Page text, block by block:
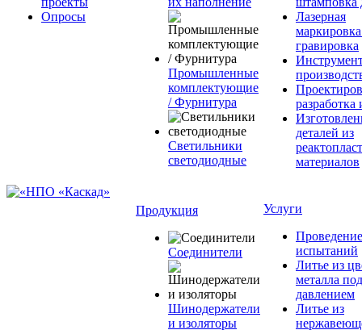
Опросы
Промышленные
комплектующие
/ Фурнитура
Светильники
светодиодные
Лазерная
гравировка
разработка
деталей из
материалов
Продукция
Соединители
Шинодержатели
и изоляторы
Услуги
Проведение
испытаний
Литье из
металла под
давлением
Литье из